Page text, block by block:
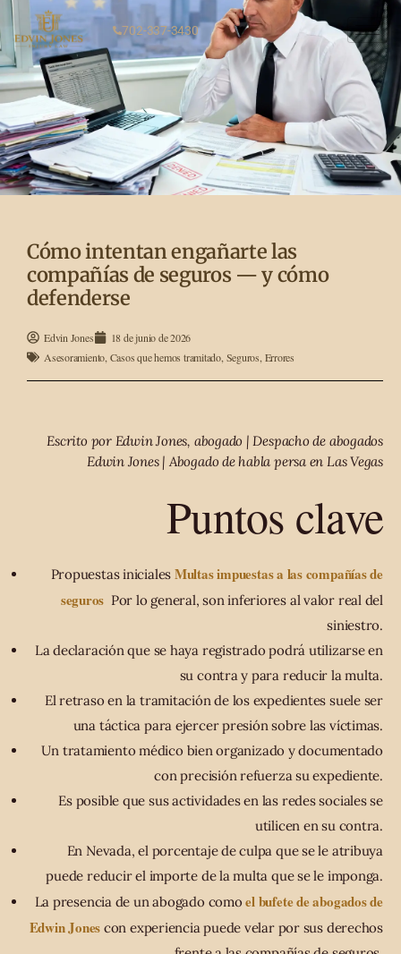
702-337-3430
Cómo intentan engañarte las
compañías de seguros — y cómo
defenderse
Edvin Jones
18 de junio de 2026
Asesoramiento Casos que hemos tramitado Seguros Errores
Escrito por Edwin Jones, abogado | Despacho de abogados
Edwin Jones | Abogado de habla persa en Las Vegas
Puntos clave
Propuestas iniciales Multas impuestas a las compañías de
seguros Por lo general, son inferiores al valor real del
siniestro.
La declaración que se haya registrado podrá utilizarse en
su contra y para reducir la multa.
El retraso en la tramitación de los expedientes suele ser
una táctica para ejercer presión sobre las víctimas.
Un tratamiento médico bien organizado y documentado
con precisión refuerza su expediente.
Es posible que sus actividades en las redes sociales se
utilicen en su contra.
En Nevada, el porcentaje de culpa que se le atribuya
puede reducir el importe de la multa que se le imponga.
La presencia de un abogado comoel bufete de abogados de
Edwin Jones con experiencia puede velar por sus derechos